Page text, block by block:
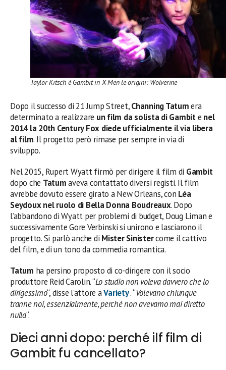
Taylor Kitsch è Gambit in X-Men le origini: Wolverine
Dopo il successo di 21 Jump Street,Channing Tatumera
determinato a realizzare un film da solista di Gambite nel
2014 la 20th Century Fox diede ufficialmente il via libera
al film. Il progetto però rimase per sempre in via di
sviluppo.
Nel 2015, Rupert Wyatt firmò per dirigere il film di Gambit
dopo che Tatumaveva contattato diversi registi. Il film
avrebbe dovuto essere girato a New Orleans, con Léa
Seydoux nel ruolo di Bella Donna Boudreaux. Dopo
l’abbandono di Wyatt per problemi di budget, Doug Liman e
successivamente Gore Verbinski si unirono e lasciarono il
progetto. Si parlò anche di Mister Sinistercome il cattivo
del film, e di un tono da commedia romantica.
Tatum ha persino proposto di co-dirigere con il socio
produttore Reid Carolin. “Lo studio non voleva davvero che lo
dirigessimo“, disse l’attore aVariety. “Volevano chiunque
tranne noi, essenzialmente, perché non avevamo mai diretto
nulla“.
Dieci anni dopo: perché ilf film di
Gambit fu cancellato?